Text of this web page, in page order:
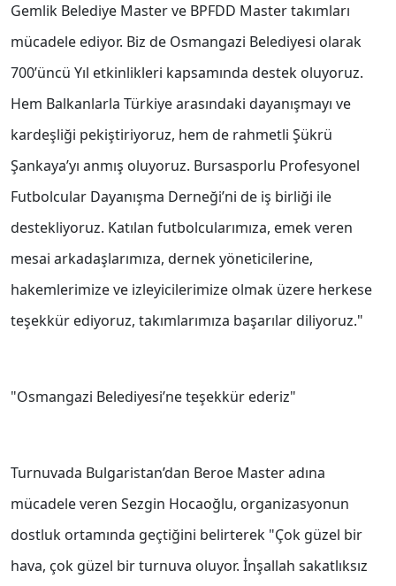
Gemlik Belediye Master ve BPFDD Master takımları
mücadele ediyor. Biz de Osmangazi Belediyesi olarak
700’üncü Yıl etkinlikleri kapsamında destek oluyoruz.
Hem Balkanlarla Türkiye arasındaki dayanışmayı ve
kardeşliği pekiştiriyoruz, hem de rahmetli Şükrü
Şankaya’yı anmış oluyoruz. Bursasporlu Profesyonel
Futbolcular Dayanışma Derneği’ni de iş birliği ile
destekliyoruz. Katılan futbolcularımıza, emek veren
mesai arkadaşlarımıza, dernek yöneticilerine,
hakemlerimize ve izleyicilerimize olmak üzere herkese
teşekkür ediyoruz, takımlarımıza başarılar diliyoruz."
"Osmangazi Belediyesi’ne teşekkür ederiz"
Turnuvada Bulgaristan’dan Beroe Master adına
mücadele veren Sezgin Hocaoğlu, organizasyonun
dostluk ortamında geçtiğini belirterek "Çok güzel bir
hava, çok güzel bir turnuva oluyor. İnşallah sakatlıksız